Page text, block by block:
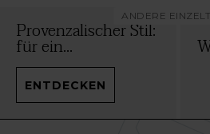
ANDERE
Provenzalischer Stil:
für ein...
ENTDECKEN